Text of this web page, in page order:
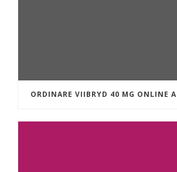
ORDINARE VIIBRYD 40 MG ONLINE A